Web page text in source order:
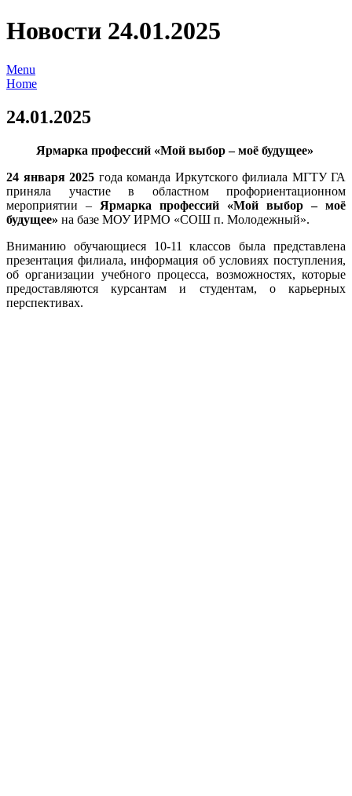
Новости 24.01.2025
Menu
Home
24.01.2025
Ярмарка профессий «Мой выбор – моё будущее»
24 января 2025 года команда Иркутского филиала МГТУ ГА
приняла участие в областном профориентационном
мероприятии – Ярмарка профессий «Мой выбор – моё
будущее» на базе МОУ ИРМО «СОШ п. Молодежный».
Вниманию обучающиеся 10-11 классов была представлена
презентация филиала, информация об условиях поступления,
об организации учебного процесса, возможностях, которые
предоставляются курсантам и студентам, о карьерных
перспективах.